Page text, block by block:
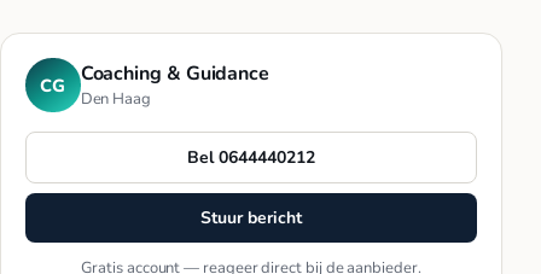
CG Coaching & Guidance
Den Haag
Bel 0644440212
Stuur bericht
Gratis account — reageer direct bij de aanbieder.